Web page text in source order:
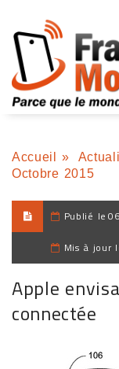
Accueil »
Octobre 2015
Publié le
Mis à jour
Apple
connectée